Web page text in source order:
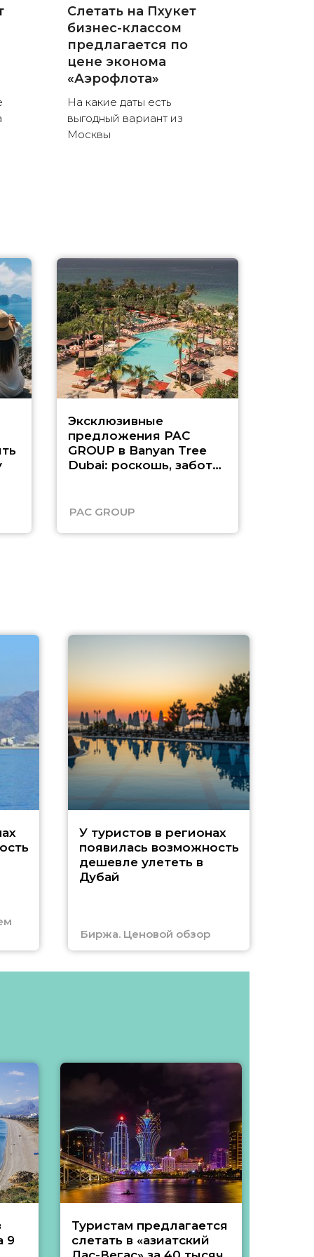
Слетать на Пхукет
бизнес-классом
предлагается по
цене эконома
«Аэрофлота»
На какие даты есть
выгодный вариант из
Москвы
Эксклюзивные
предложения PAC
GROUP в Banyan Tree
Dubai: роскошь, забота
PAC GROUP
У туристов в регионах
появилась возможность
дешевле улететь в
Дубай
Биржа. Ценовой обзор
9
Туристам предлагается
слетать в «азиатский